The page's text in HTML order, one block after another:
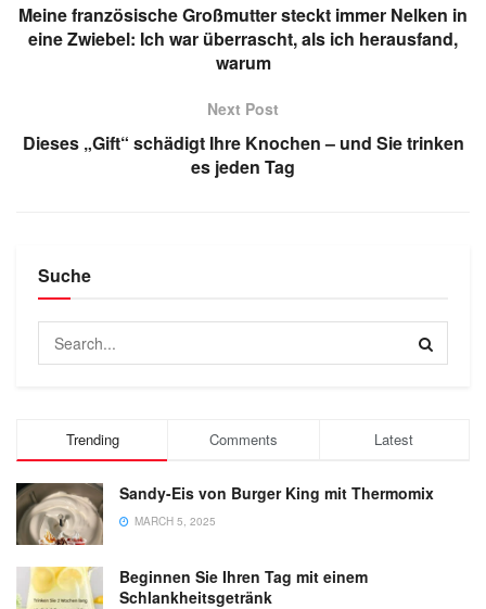
Meine französische Großmutter steckt immer Nelken in
eine Zwiebel: Ich war überrascht, als ich herausfand,
warum
Next Post
Dieses „Gift“ schädigt Ihre Knochen – und Sie trinken
es jeden Tag
Suche
Trending Comments Latest
Sandy-Eis von Burger King mit Thermomix
MARCH 5, 2025
Beginnen Sie Ihren Tag mit einem
Schlankheitsgetränk